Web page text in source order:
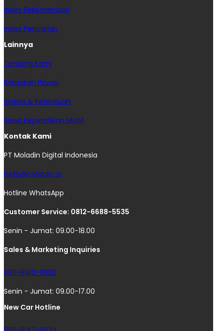
Index Rekomendasi
Index Pencarian
Lainnya
Tentang Kami
Kebijakan Privasi
Syarat & Ketentuan
Sewa Kepemilikan Mobil
Kontak Kami
PT Moladin Digital Indonesia
hello@moladin.ai
Hotline WhatsApp
Customer Service: 0812-6688-5535
Senin - Jumat: 09.00-18.00
Sales & Marketing Inquiries
0811-8140-8326
Senin - Jumat: 09.00-17.00
New Car Hotline